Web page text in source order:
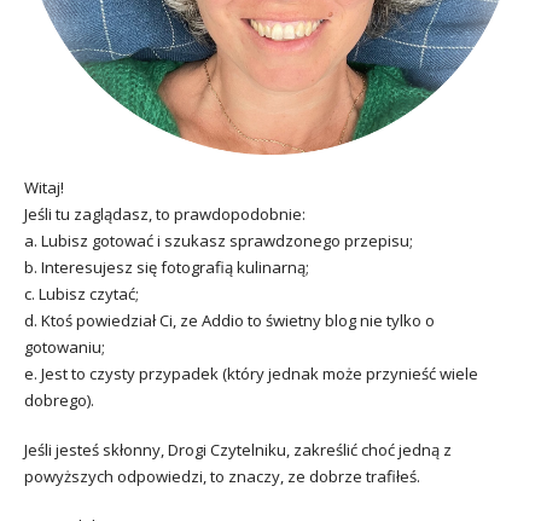
Witaj!
Jeśli tu zaglądasz, to prawdopodobnie:
a. Lubisz gotować i szukasz sprawdzonego przepisu;
b. Interesujesz się fotografią kulinarną;
c. Lubisz czytać;
d. Ktoś powiedział Ci, ze Addio to świetny blog nie tylko o
gotowaniu;
e. Jest to czysty przypadek (który jednak może przynieść wiele
dobrego).
Jeśli jesteś skłonny, Drogi Czytelniku, zakreślić choć jedną z
powyższych odpowiedzi, to znaczy, ze dobrze trafiłeś.